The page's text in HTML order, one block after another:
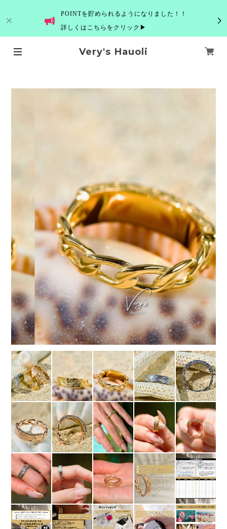
POINTを貯められるようになりました！！
詳しくはこちらをクリック▶
Very's Hauoli